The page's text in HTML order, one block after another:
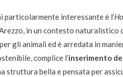
particolarmente interessante è l’
in un contesto naturalistico
gli animali ed è arredata in
complice l’inserimento
struttura bella e pensata per